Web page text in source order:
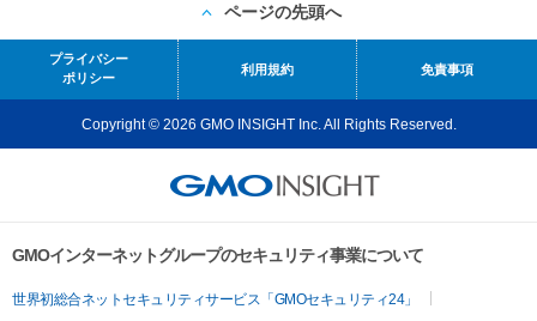
ページの先頭へ
プライバシー
ポリシー
利用規約 免責事項
Copyright © 2026 GMO INSIGHT Inc. All Rights Reserved.
GMOインターネットグループのセキュリティ事業について
世界初総合ネットセキュリティサービス「GMOセキュリティ24」